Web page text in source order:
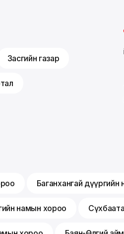
Засгийн газар
Баганхангай
намын хороо